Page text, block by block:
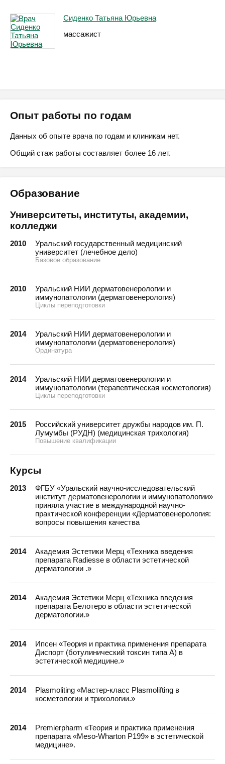
Сиденко Татьяна Юрьевна
массажист
Опыт работы по годам
Данных об опыте врача по годам и клиникам нет.
Общий стаж работы составляет более 16 лет.
Образование
Университеты, институты, академии,
колледжи
2010
Уральский государственный медицинский
университет (лечебное дело)
Базовое образование
2010
Уральский НИИ дерматовенерологии и
иммунопатологии (дерматовенерология)
Циклы переподготовки
2014
Уральский НИИ дерматовенерологии и
иммунопатологии (дерматовенерология)
Ординатура
2014
Уральский НИИ дерматовенерологии и
иммунопатологии (терапевтическая косметология)
Циклы переподготовки
2015
Российский университет дружбы народов им. П.
Лумумбы (РУДН) (медицинская трихология)
Повышение квалификации
Курсы
2013
ФГБУ «Уральский научно-исследовательский
институт дерматовенерологии и иммунопатологии»
приняла участие в международной научно-
практической конференции «Дерматовенерология:
вопросы повышения качества
2014
Академия Эстетики Мерц «Техника введения
препарата Radiesse в области эстетической
дерматологии .»
2014
Академия Эстетики Мерц «Техника введения
препарата Белотеро в области эстетической
дерматологии.»
2014
Ипсен «Теория и практика применения препарата
Диспорт (ботулинический токсин типа А) в
эстетической медицине.»
2014
Plasmoliting «Мастер-класс Plasmolifting в
косметологии и трихологии.»
2014
Premierpharm «Теория и практика применения
препарата «Meso-Wharton P199» в эстетической
медицине».